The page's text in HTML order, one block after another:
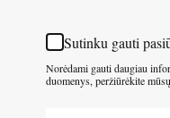
Sutinku gauti
Norėdami gauti daugiau
duomenys, peržiūrėkite